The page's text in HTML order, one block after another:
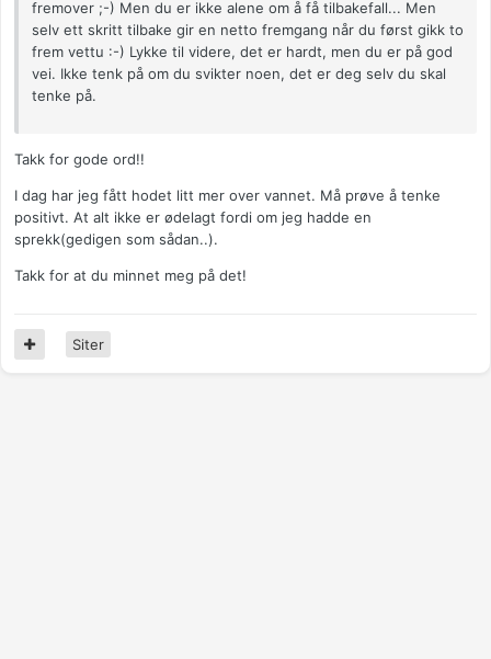
fremover ;-) Men du er ikke alene om å få tilbakefall... Men
selv ett skritt tilbake gir en netto fremgang når du først gikk to
frem vettu :-) Lykke til videre, det er hardt, men du er på god
vei. Ikke tenk på om du svikter noen, det er deg selv du skal
tenke på.
Takk for gode ord!!
I dag har jeg fått hodet litt mer over vannet. Må prøve å tenke
positivt. At alt ikke er ødelagt fordi om jeg hadde en
sprekk(gedigen som sådan..).
Takk for at du minnet meg på det!
Siter